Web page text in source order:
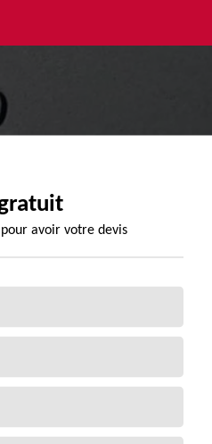
avoir votre devis